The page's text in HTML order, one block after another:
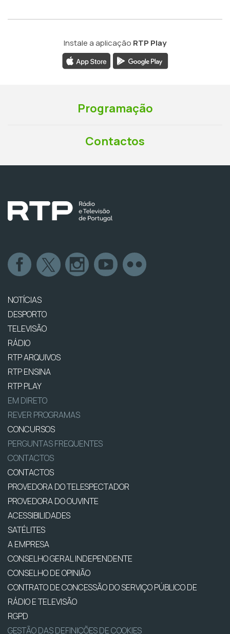
Instale a aplicação RTP Play
Programação
Contactos
NOTÍCIAS
DESPORTO
TELEVISÃO
RÁDIO
RTP ARQUIVOS
RTP ENSINA
RTP PLAY
EM DIRETO
REVER PROGRAMAS
CONCURSOS
PERGUNTAS FREQUENTES
CONTACTOS
CONTACTOS
PROVEDORA DO TELESPECTADOR
PROVEDORA DO OUVINTE
ACESSIBILIDADES
SATÉLITES
A EMPRESA
CONSELHO GERAL INDEPENDENTE
CONSELHO DE OPINIÃO
CONTRATO DE CONCESSÃO DO SERVIÇO PÚBLICO DE
RÁDIO E TELEVISÃO
RGPD
GESTÃO DAS DEFINIÇÕES DE COOKIES